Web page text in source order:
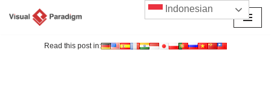
Read this post in:
Indonesian